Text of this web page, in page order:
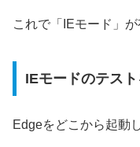
これで「IEモード」が
IEモードのテス
Edgeをどこから起動